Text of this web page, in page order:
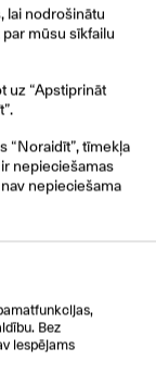
lai nodrošinātu
mūsu sīkfailu
uz “Apstiprināt
“Noraidīt”, tīmekļa
nepieciešamas
nepieciešama
Bez
iespējams